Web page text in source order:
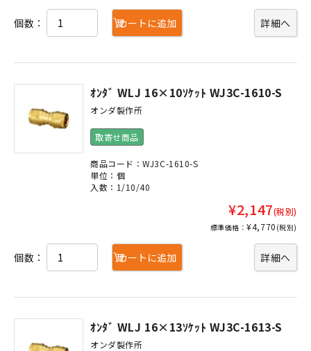
詳細へ
個数： カートに追加
ｵﾝﾀﾞ WLJ 16×10ｿｹｯﾄ WJ3C-1610-S
オンダ製作所
取寄せ商品
商品コード：WJ3C-1610-S
単位：個
入数：1/10/40
¥2,147(税別)
標準価格：¥4,770 (税別)
詳細へ
個数： カートに追加
ｵﾝﾀﾞ WLJ 16×13ｿｹｯﾄ WJ3C-1613-S
オンダ製作所